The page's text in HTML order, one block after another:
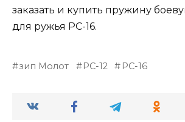
заказать и купить пружину
для ружья РС-16.
зип Молот РС-12 РС-16